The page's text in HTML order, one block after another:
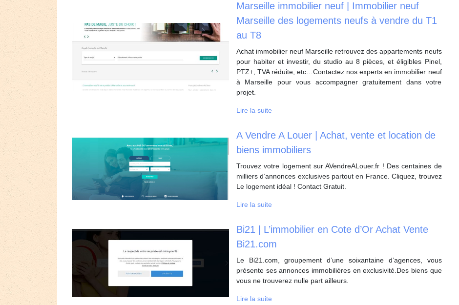
Marseille immobilier neuf | Immobilier neuf
Marseille des logements neufs à vendre du T1
au T8
Achat immobilier neuf Marseille retrouvez des appartements neufs
pour habiter et investir, du studio au 8 pièces, et éligibles Pinel,
PTZ+, TVA réduite, etc…Contactez nos experts en immobilier neuf
à Marseille pour vous accompagner gratuitement dans votre
projet.
Lire la suite
A Vendre A Louer | Achat, vente et location de
biens immobiliers
Trouvez votre logement sur AVendreALouer.fr ! Des centaines de
milliers d’annonces exclusives partout en France. Cliquez, trouvez
Le logement idéal ! Contact Gratuit.
Lire la suite
Bi21 | L’immobilier en Cote d’Or Achat Vente
Bi21.com
Le Bi21.com, groupement d’une soixantaine d’agences, vous
présente ses annonces immobilières en exclusivité.Des biens que
vous ne trouverez nulle part ailleurs.
Lire la suite